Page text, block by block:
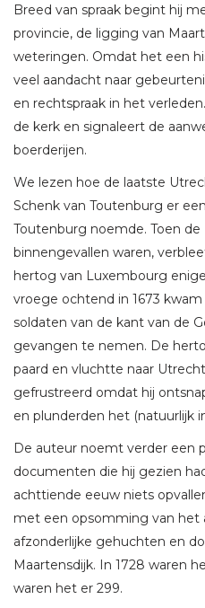
Breed van spraak begint hij
provincie, de ligging van
weteringen. Omdat het een
veel aandacht naar
en rechtspraak in het
de kerk en signaleert de
boerderijen.
We lezen hoe de laatste
Schenk van Toutenburg er
Toutenburg noemde. Toen de
binnengevallen waren,
hertog van Luxembourg
vroege ochtend in 1673
soldaten van de kant van de
gevangen te nemen. De
paard en vluchtte naar
gefrustreerd omdat hij
en plunderden het (natuurlijk
De auteur noemt verder een
documenten die hij gezien
achttiende eeuw niets
met een opsomming van het
afzonderlijke gehuchten en
Maartensdijk. In 1728 waren
waren het er 299.